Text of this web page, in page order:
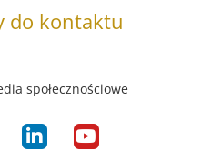
do kontaktu
społecznościowe
L
i
Y
o